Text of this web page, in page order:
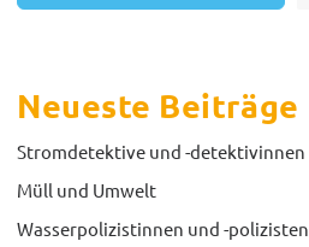
Neueste Beiträge
Stromdetektive und -detektivinnen
Müll und Umwelt
Wasserpolizistinnen und -polizisten